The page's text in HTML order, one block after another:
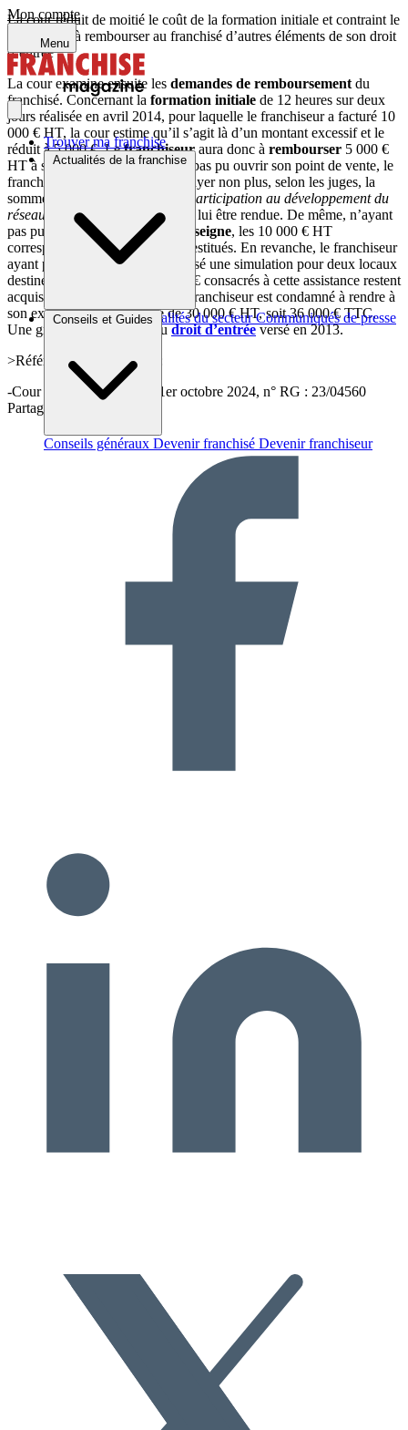
Mon compte
Menu
Trouver ma franchise
Actualités de la franchise
Brèves et actus Actualités du secteur Communiqués de presse
Conseils et Guides
Conseils généraux Devenir franchisé Devenir franchiseur
La cour réduit de moitié le coût de la formation initiale et contraint le
franchiseur à rembourser au franchisé d’autres éléments de son droit
d’entrée
La cour examine ensuite les demandes de remboursement du
franchisé. Concernant la formation initiale de 12 heures sur deux
jours réalisée en avril 2014, pour laquelle le franchiseur a facturé 10
000 € HT, la cour estime qu’il s’agit là d’un montant excessif et le
réduit à 5 000 €. Lefranchiseuraura donc à rembourser 5 000 €
HT à son ex-franchisé. N’ayant pas pu ouvrir son point de vente, le
franchisé n’aurait donc pas dû payer non plus, selon les juges, la
somme prélevée au titre de la
« participation au développement du
réseau »,
soit 15 000 €. Elle doit lui être rendue. De même, n’ayant
pas pu bénéficier du
droit à l’enseigne, les 10 000 € HT
correspondants doivent lui être restitués. En revanche, le franchiseur
ayant pu prouver qu’il avait réalisé une simulation pour deux locaux
destinés au
, les 5 000 € consacrés à cette assistance restent
acquis à l’enseigne. Au total, le franchiseur est condamné à rendre à
son ex-partenaire la somme de 30 000 € HT, soit 36 000 € TTC.
Une grande partie, donc, dudroit d’entréeversé en 2013.
>Référence de la décision :
-Cour d’appel de Rennes, 1er octobre 2024, n° RG : 23/04560
Partager sur :